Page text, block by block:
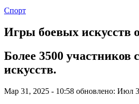
Спорт
Игры боевых искусств
Более 3500 участников
искусств.
Мар 31, 2025 - 10:58 обновлено: Июл